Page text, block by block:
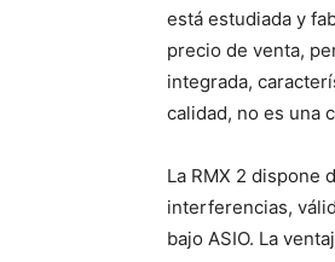
está estudiada y
precio de venta,
integrada,
calidad, no es una
La RMX 2 dispone
interferencias,
bajo ASIO. La